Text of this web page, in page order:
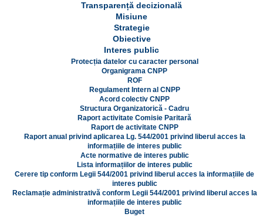
Transparență decizională
Misiune
Strategie
Obiective
Interes public
Protecția datelor cu caracter personal
Organigrama CNPP
ROF
Regulament Intern al CNPP
Acord colectiv CNPP
Structura Organizatorică - Cadru
Raport activitate Comisie Paritară
Raport de activitate CNPP
Raport anual privind aplicarea Lg. 544/2001 privind liberul acces la
informațiile de interes public
Acte normative de interes public
Lista informațiilor de interes public
Cerere tip conform Legii 544/2001 privind liberul acces la informațiile de
interes public
Reclamație administrativă conform Legii 544/2001 privind liberul acces la
informațiile de interes public
Buget